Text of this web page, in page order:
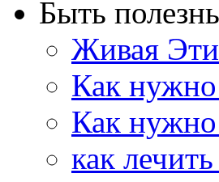
Быть
Живая
Как
Как нужно
как